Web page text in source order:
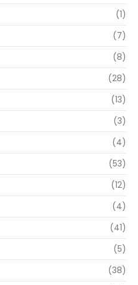
(1)
(7)
(8)
(28)
(13)
(3)
(4)
(53)
(12)
(4)
(41)
(5)
(38)